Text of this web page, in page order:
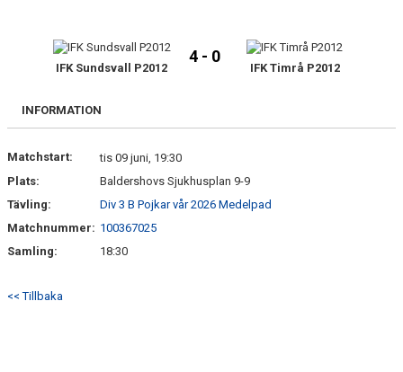
BILDGALLERI
DOKUMENT
GÄSTBOK
IFK Sundsvall P2012
4 - 0
IFK Timrå P2012
INFORMATION
Matchstart:
tis 09 juni, 19:30
Plats:
Baldershovs Sjukhusplan 9-9
Tävling:
Div 3 B Pojkar vår 2026 Medelpad
Matchnummer: 100367025
Samling:
18:30
<< Tillbaka